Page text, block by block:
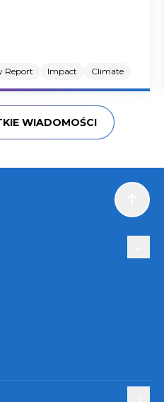
Report Impact Climate
WIADOMOŚCI